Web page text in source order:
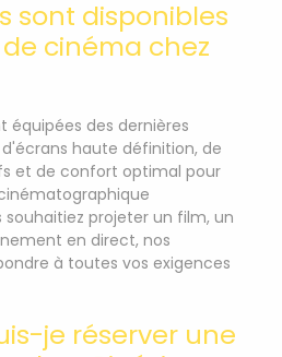
sont disponibles
cinéma chez
équipées des dernières
haute définition, de
et de confort optimal pour
projeter un film, un
en direct, nos
à toutes vos exigences
je réserver une